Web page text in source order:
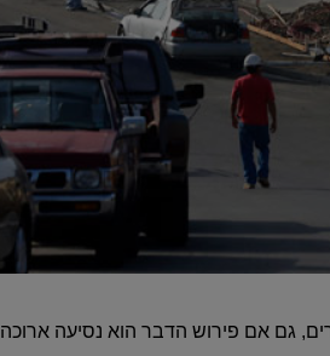
גם אם פירוש הדבר הוא נסיעה ארוכה